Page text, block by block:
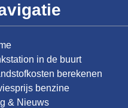
in de buurt
berekenen
benzine
& Nieuws